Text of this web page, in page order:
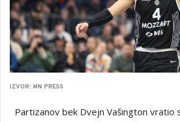
IZVOR: MN PRESS
Partizanov bek Dvejn Vašington vratio